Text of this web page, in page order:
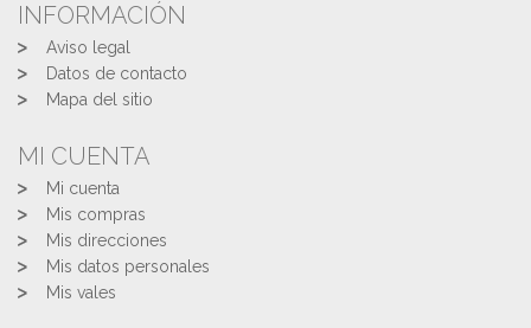
INFORMACIÓN
Aviso legal
Datos de contacto
Mapa del sitio
MI CUENTA
Mi cuenta
Mis compras
Mis direcciones
Mis datos personales
Mis vales